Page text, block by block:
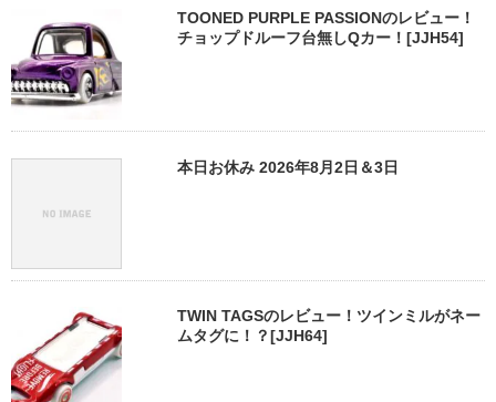
TOONED PURPLE PASSIONのレビュー！
チョップドルーフ台無しQカー！[JJH54]
本日お休み 2026年8月2日＆3日
TWIN TAGSのレビュー！ツインミルがネー
ムタグに！？[JJH64]